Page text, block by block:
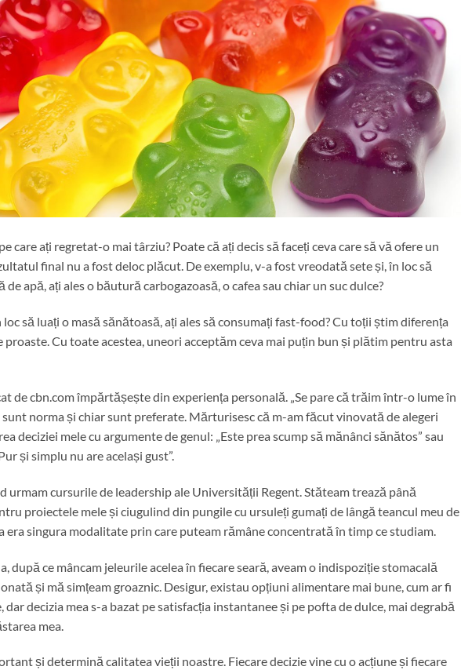
care ați regretat-o ​​mai târziu? Poate că ați decis să faceți ceva care să vă ofere un
final nu a fost deloc plăcut. De exemplu, v-a fost vreodată sete și, în loc să
apă, ați ales o băutură carbogazoasă, o cafea sau chiar un suc dulce?
loc să luați o masă sănătoasă, ați ales să consumați fast-food? Cu toții știm diferența
proaste. Cu toate acestea, uneori acceptăm ceva mai puțin bun și plătim pentru asta
de cbn.com împărtășește din experiența personală. „Se pare că trăim într-o lume în
norma și chiar sunt preferate. Mărturisesc că m-am făcut vinovată de alegeri
deciziei mele cu argumente de genul: „Este prea scump să mănânci sănătos” sau
și simplu nu are același gust”.
urmam cursurile de leadership ale Universității Regent. Stăteam trează până
proiectele mele și ciugulind din pungile cu ursuleți gumați de lângă teancul meu de
era singura modalitate prin care puteam rămâne concentrată în timp ce studiam.
după ce mâncam jeleurile acelea în fiecare seară, aveam o indispoziție stomacală
și mă simțeam groaznic. Desigur, existau opțiuni alimentare mai bune, cum ar fi
decizia mea s-a bazat pe satisfacția instantanee și pe pofta de dulce, mai degrabă
mea.
și determină calitatea vieții noastre. Fiecare decizie vine cu o acțiune și fiecare